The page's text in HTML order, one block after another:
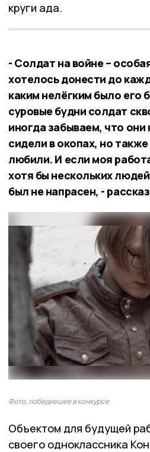
круги ада.
- Солдат на войне –
хотелось донести до
каким нелёгким было его
суровые будни солдат
иногда забываем, что они
сидели в окопах, но
любили. И если моя
хотя бы нескольких
был не напрасен, -
Фото, победившее в конкурсе
Объектом для будущей
своего одноклассника